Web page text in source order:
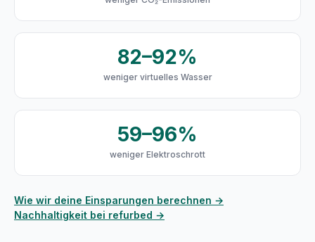
82–92%
weniger virtuelles Wasser
59–96%
weniger Elektroschrott
Wie wir deine Einsparungen berechnen →
Nachhaltigkeit bei refurbed →